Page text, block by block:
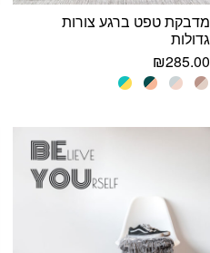
מדבקת טפט ברגע צורות
גדולות
₪285.00